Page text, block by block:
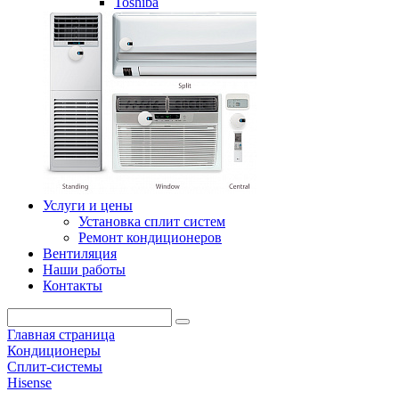
Услуги и цены
Установка сплит систем
Ремонт кондиционеров
Вентиляция
Наши работы
Контакты
Главная страница
Кондиционеры
Сплит-системы
Hisense